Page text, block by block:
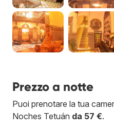
Prezzo a notte
Puoi prenotare la tua
Noches Tetuán da 57 €.